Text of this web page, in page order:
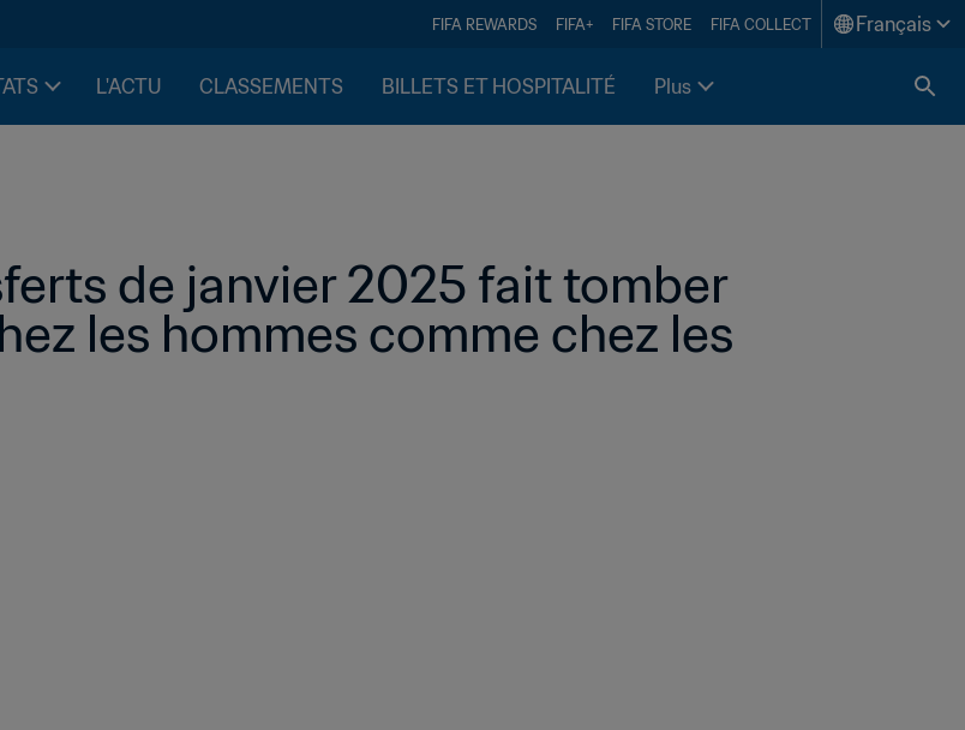
FIFA REWARDS FIFA+ FIFA STORE FIFA COLLECT Français
L'ACTU CLASSEMENTS BILLETS ET HOSPITALITÉ Plus
de janvier 2025 fait tomber
les hommes comme chez les